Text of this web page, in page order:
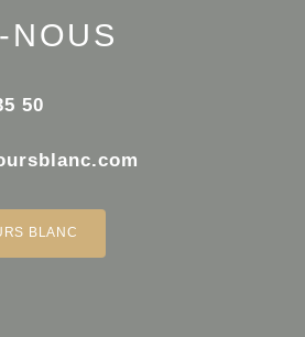
NOUS
50
BLANC